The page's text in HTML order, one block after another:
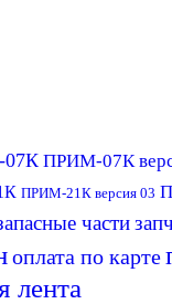
ПРИМ-07К
ПРИМ-21К версия 03
части
оплата по карте
лента